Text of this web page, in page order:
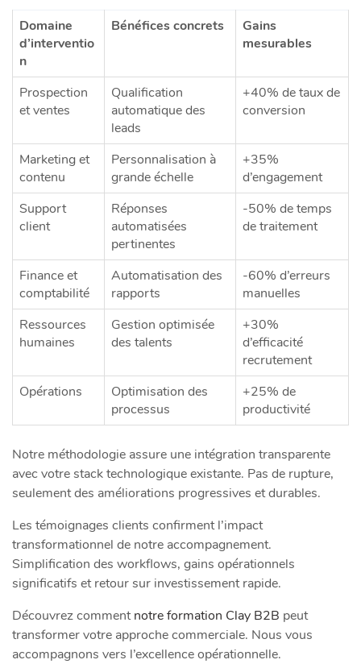
Domaine
d’interventio
n
Bénéfices concrets
Gains
mesurables
Prospection
et ventes
Qualification
automatique des
leads
+40% de taux de
conversion
Marketing et
contenu
Personnalisation à
grande échelle
+35%
d’engagement
Support
client
Réponses
automatisées
pertinentes
-50% de temps
de traitement
Finance et
comptabilité
Automatisation des
rapports
-60% d’erreurs
manuelles
Ressources
humaines
Gestion optimisée
des talents
+30%
d’efficacité
recrutement
Opérations
Optimisation des
processus
+25% de
productivité
Notre méthodologie assure une intégration transparente
avec votre stack technologique existante. Pas de rupture,
seulement des améliorations progressives et durables.
Les témoignages clients confirment l’impact
transformationnel de notre accompagnement.
Simplification des workflows, gains opérationnels
significatifs et retour sur investissement rapide.
Découvrez commentnotre formation Clay B2B peut
transformer votre approche commerciale. Nous vous
accompagnons vers l’excellence opérationnelle.